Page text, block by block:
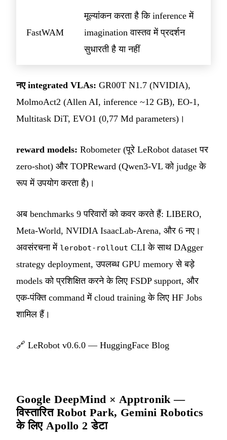
FastWAM
मूल्यांकन करता है कि inference में
imagination वास्तव में प्रदर्शन
सुधारती है या नहीं
नए integrated VLAs: GR00T N1.7 (NVIDIA),
MolmoAct2 (Allen AI, inference ~12 GB), EO-1,
Multitask DiT, EVO1 (0,77 Md parameters)।
reward models: Robometer (पूरे LeRobot dataset पर
zero-shot) और TOPReward (Qwen3-VL को judge के
रूप में उपयोग करता है)।
अब benchmarks 9 परिवारों को कवर करते हैं: LIBERO,
Meta-World, NVIDIA IsaacLab-Arena, और 6 नए।
अवसंरचना में lerobot-rollout CLI के साथ DAgger
strategy deployment, उपलब्ध GPU memory से बड़े
models को प्रशिक्षित करने के लिए FSDP support, और
एक-पंक्ति command में cloud training के लिए HF Jobs
शामिल हैं।
🔗 LeRobot v0.6.0 — HuggingFace Blog
Google DeepMind × Apptronik —
विस्तारित Robot Park, Gemini Robotics
के लिए Apollo 2 डेटा